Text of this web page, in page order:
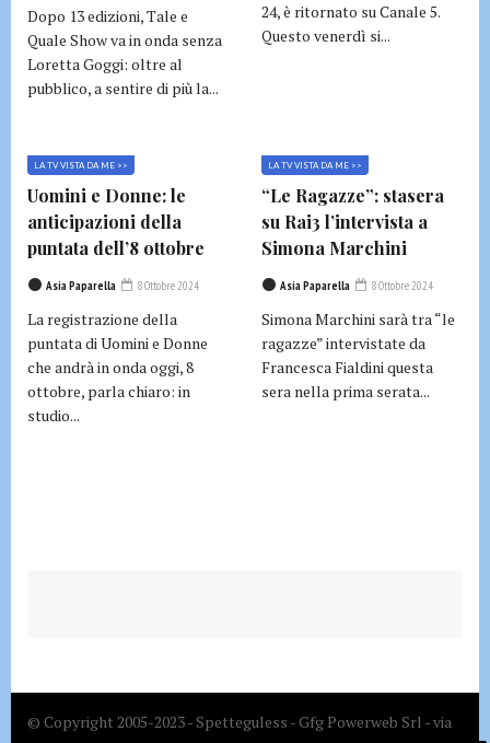
Dopo 13 edizioni, Tale e
Quale Show va in onda senza
Loretta Goggi: oltre al
pubblico, a sentire di più la...
24, è ritornato su Canale 5.
Questo venerdì si...
LA TV VISTA DA ME >>
Uomini e Donne: le
anticipazioni della
puntata dell’8 ottobre
Asia Paparella 8 Ottobre 2024
La registrazione della
puntata di Uomini e Donne
che andrà in onda oggi, 8
ottobre, parla chiaro: in
studio...
LA TV VISTA DA ME >>
“Le Ragazze”: stasera
su Rai3 l’intervista a
Simona Marchini
Asia Paparella 8 Ottobre 2024
Simona Marchini sarà tra “le
ragazze” intervistate da
Francesca Fialdini questa
sera nella prima serata...
© Copyright 2005-2023 - Spetteguless - Gfg Powerweb Srl - via